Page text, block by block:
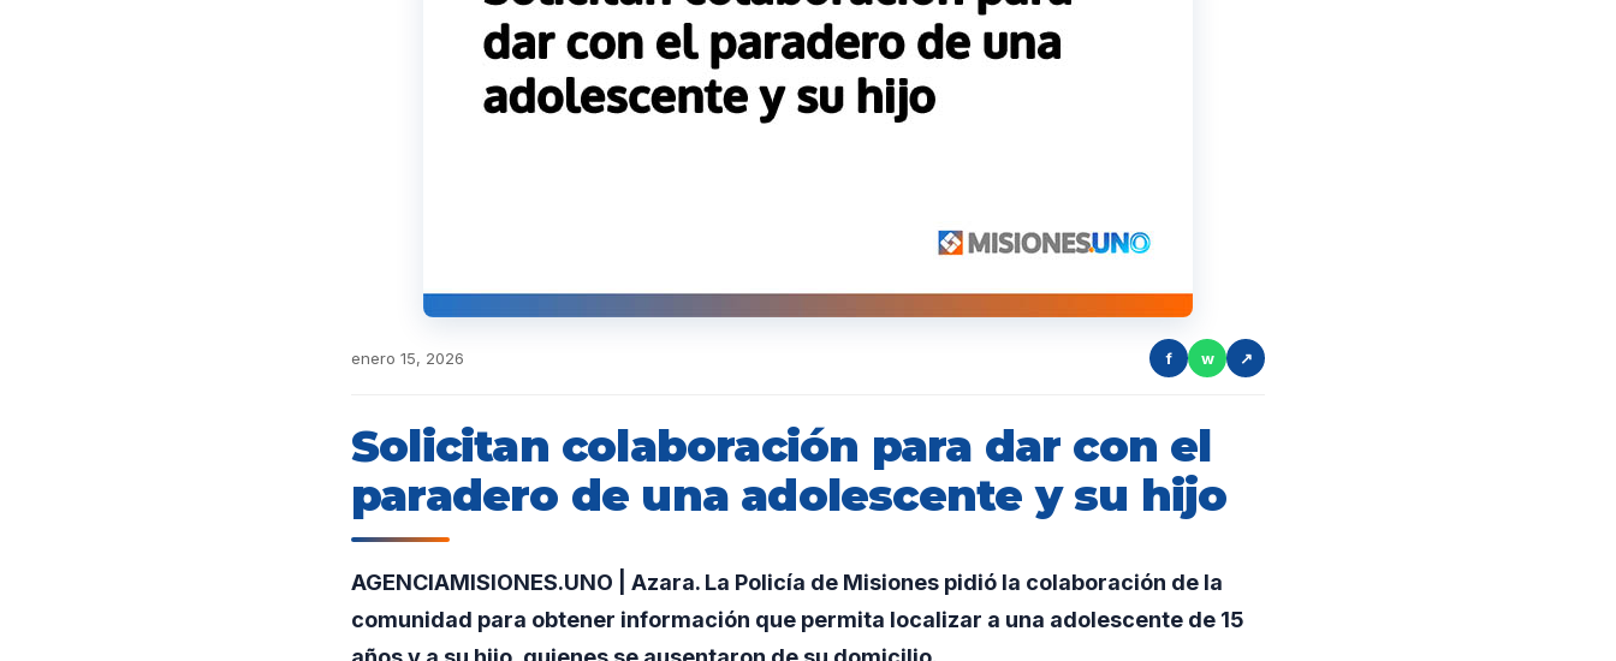
enero 15, 2026 f w ↗
Solicitan colaboración para dar con el
paradero de una adolescente y su hijo
AGENCIAMISIONES.UNO | Azara. La Policía de Misiones pidió la colaboración de la
comunidad para obtener información que permita localizar a una adolescente de 15